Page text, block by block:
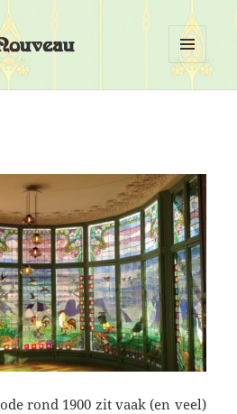
MENU
EN
rond 1900 zit vaak (en veel)